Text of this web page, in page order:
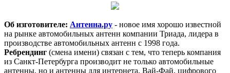
Об изготовителе: Антенна.ру - новое имя хорошо известной
на рынке автомобильных антенн компании Триада, лидера в
производстве автомобильных антенн с 1998 года.
Ребрендинг (смена имени) связан с тем, что теперь компания
из Санкт-Петербурга производит не только автомобильные
антенны, но и антенны для интернета, Вай-Фай, цифрового